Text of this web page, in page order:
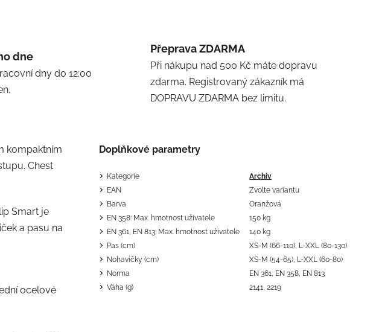
dne
dny do 12:00
Přeprava ZDARMA
Při nákupu nad 500 Kč máte dopravu
zdarma. Registrovaný zákazník má
DOPRAVU ZDARMA bez limitu.
kompaktním
Chest
Smart je
a pasu na
ocelové
Doplňkové parametry
Kategorie
Archiv
EAN
Zvolte variantu
Barva
Oranžová
EN 358: Max. hmotnost uživatele
150 kg
EN 361, EN 813: Max. hmotnost uživatele
140 kg
Pas (cm)
XS-M (66-110), L-XXL (80-130)
Nohavičky (cm)
XS-M (54-65), L-XXL (60-80)
Norma
EN 361, EN 358, EN 813
Váha (g)
2141, 2219